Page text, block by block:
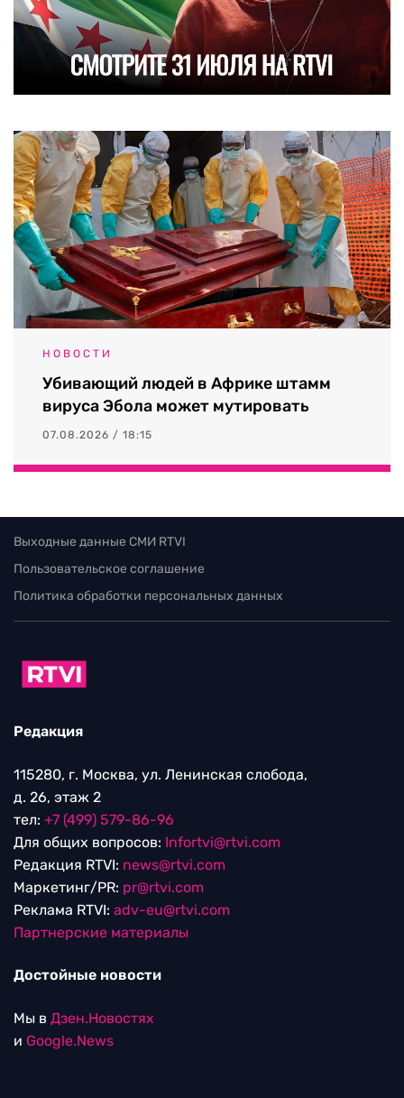
НОВОСТИ
Убивающий людей в Африке штамм
вируса Эбола может мутировать
07.08.2026 / 18:15
Выходные данные СМИ RTVI
Пользовательское соглашение
Политика обработки персональных данных
Редакция
115280, г. Москва, ул. Ленинская слобода,
д. 26, этаж 2
тел: +7 (499) 579-86-96
Для общих вопросов: Infortvi@rtvi.com
Редакция RTVI: news@rtvi.com
Маркетинг/PR: pr@rtvi.com
Реклама RTVI: adv-eu@rtvi.com
Партнерские материалы
Достойные новости
Мы в Дзен.Новостях
и Google.News